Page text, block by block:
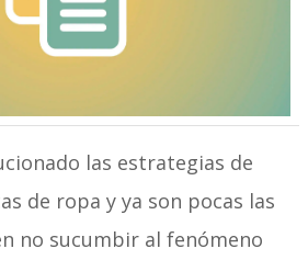
las estrategias de
de ropa y ya son pocas las
no sucumbir al fenómeno